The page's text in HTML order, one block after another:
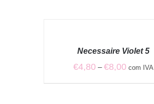
Necessaire Violet 5
€4,80 – €8,00Price
com IVA